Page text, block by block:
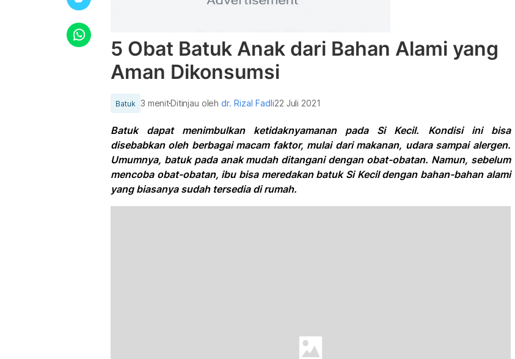
5 Obat Batuk Anak dari Bahan Alami yang
Aman Dikonsumsi
Batuk 3 menitDitinjau olehdr. Rizal Fadli22 Juli 2021
Batuk dapat menimbulkan ketidaknyamanan pada Si Kecil. Kondisi ini bisa
disebabkan oleh berbagai macam faktor, mulai dari makanan, udara sampai alergen.
Umumnya, batuk pada anak mudah ditangani dengan obat-obatan. Namun, sebelum
mencoba obat-obatan, ibu bisa meredakan batuk Si Kecil dengan bahan-bahan alami
yang biasanya sudah tersedia di rumah.